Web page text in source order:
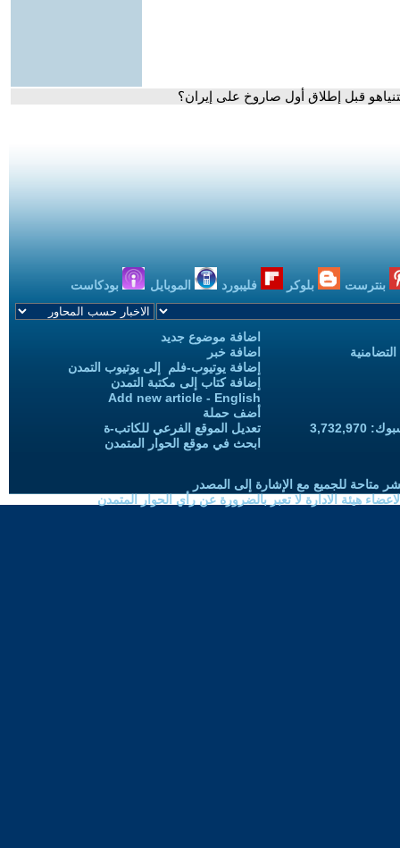
قبل إطلاق أول صاروخ على إيران؟
بنترست بلوكر فليبورد الموبايل بودكاست
اضافة موضوع جديد
اضافة خبر
إضافة يوتيوب-فلم إلى يوتيوب التمدن
إضافة كتاب إلى مكتبة التمدن
Add new article - English
أضف حملة
تعديل الموقع الفرعي للكاتب-ة
ابحث في موقع الحوار المتمدن
متاحة للجميع مع الإشارة إلى المصدر
هيئة الادارة لا تعبر بالضرورة عن رأي الحوار المتمدن